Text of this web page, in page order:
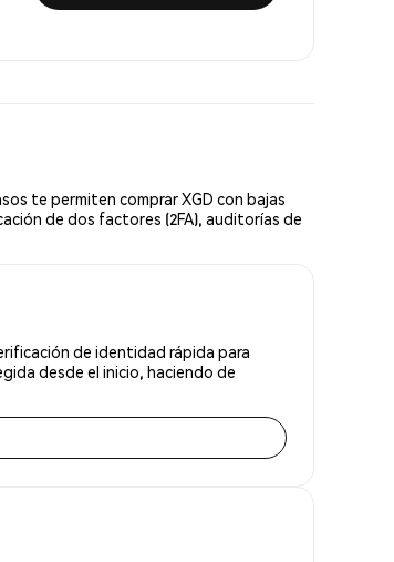
te permiten comprar XGD con bajas
de dos factores (2FA), auditorías de
de identidad rápida para
desde el inicio, haciendo de